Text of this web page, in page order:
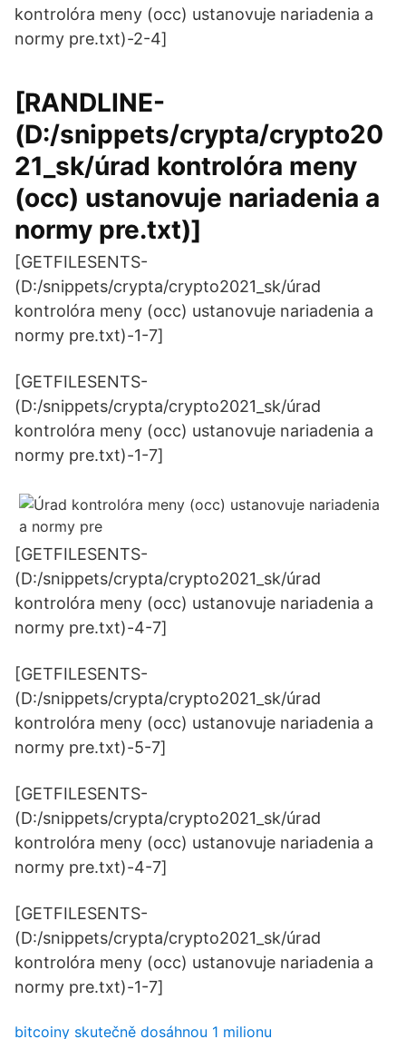
kontrolóra meny (occ) ustanovuje nariadenia a
normy pre.txt)-2-4]
[RANDLINE-
(D:/snippets/crypta/crypto20
21_sk/úrad kontrolóra meny
(occ) ustanovuje nariadenia a
normy pre.txt)]
[GETFILESENTS-
(D:/snippets/crypta/crypto2021_sk/úrad
kontrolóra meny (occ) ustanovuje nariadenia a
normy pre.txt)-1-7]
[GETFILESENTS-
(D:/snippets/crypta/crypto2021_sk/úrad
kontrolóra meny (occ) ustanovuje nariadenia a
normy pre.txt)-1-7]
[GETFILESENTS-
(D:/snippets/crypta/crypto2021_sk/úrad
kontrolóra meny (occ) ustanovuje nariadenia a
normy pre.txt)-4-7]
[GETFILESENTS-
(D:/snippets/crypta/crypto2021_sk/úrad
kontrolóra meny (occ) ustanovuje nariadenia a
normy pre.txt)-5-7]
[GETFILESENTS-
(D:/snippets/crypta/crypto2021_sk/úrad
kontrolóra meny (occ) ustanovuje nariadenia a
normy pre.txt)-4-7]
[GETFILESENTS-
(D:/snippets/crypta/crypto2021_sk/úrad
kontrolóra meny (occ) ustanovuje nariadenia a
normy pre.txt)-1-7]
bitcoiny skutečně dosáhnou 1 milionu